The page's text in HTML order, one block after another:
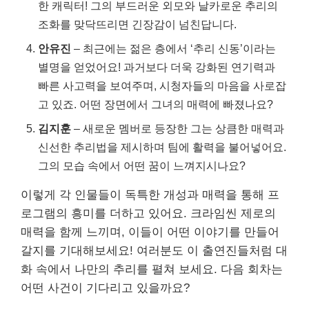
한 캐릭터! 그의 부드러운 외모와 날카로운 추리의
조화를 맞닥뜨리면 긴장감이 넘친답니다.
안유진 – 최근에는 젊은 층에서 ‘추리 신동’이라는
별명을 얻었어요! 과거보다 더욱 강화된 연기력과
빠른 사고력을 보여주며, 시청자들의 마음을 사로잡
고 있죠. 어떤 장면에서 그녀의 매력에 빠졌나요?
김지훈 – 새로운 멤버로 등장한 그는 상큼한 매력과
신선한 추리법을 제시하며 팀에 활력을 불어넣어요.
그의 모습 속에서 어떤 꿈이 느껴지시나요?
이렇게 각 인물들이 독특한 개성과 매력을 통해 프
로그램의 흥미를 더하고 있어요. 크라임씬 제로의
매력을 함께 느끼며, 이들이 어떤 이야기를 만들어
갈지를 기대해보세요! 여러분도 이 출연진들처럼 대
화 속에서 나만의 추리를 펼쳐 보세요. 다음 회차는
어떤 사건이 기다리고 있을까요?